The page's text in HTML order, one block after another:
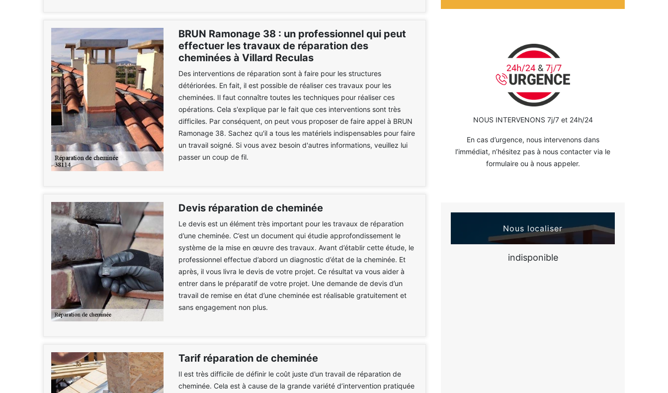
BRUN Ramonage 38 : un professionnel qui peut
effectuer les travaux de réparation des
cheminées à Villard Reculas
Des interventions de réparation sont à faire pour les structures
détériorées. En fait, il est possible de réaliser ces travaux pour les
cheminées. Il faut connaître toutes les techniques pour réaliser ces
opérations. Cela s'explique par le fait que ces interventions sont très
difficiles. Par conséquent, on peut vous proposer de faire appel à BRUN
Ramonage 38. Sachez qu'il a tous les matériels indispensables pour faire
un travail soigné. Si vous avez besoin d'autres informations, veuillez lui
passer un coup de fil.
Devis réparation de cheminée
Le devis est un élément très important pour les travaux de réparation
d’une cheminée. C’est un document qui étudie approfondissement le
système de la mise en œuvre des travaux. Avant d’établir cette étude, le
professionnel effectue d’abord un diagnostic d’état de la cheminée. Et
après, il vous livra le devis de votre projet. Ce résultat va vous aider à
entrer dans le préparatif de votre projet. Une demande de devis d’un
travail de remise en état d’une cheminée est réalisable gratuitement et
sans engagement non plus.
Tarif réparation de cheminée
Il est très difficile de définir le coût juste d’un travail de réparation de
cheminée. Cela est à cause de la grande variété d’intervention pratiquée
NOUS INTERVENONS 7j/7 et 24h/24
En cas d’urgence, nous intervenons dans
l’immédiat, n’hésitez pas à nous contacter via le
formulaire ou à nous appeler.
Nous localiser
indisponible